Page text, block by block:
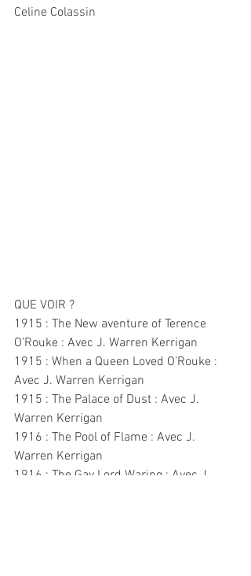
Celine Colassin
QUE VOIR ?
1915 : The New aventure of Terence
O’Rouke : Avec J. Warren Kerrigan
1915 : When a Queen Loved O’Rouke :
Avec J. Warren Kerrigan
1915 : The Palace of Dust : Avec J.
Warren Kerrigan
1916 : The Pool of Flame : Avec J.
Warren Kerrigan
1916 : The Gay Lord Waring : Avec J.